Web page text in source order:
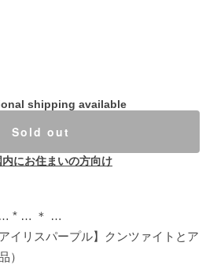
shipping available
Sold out
内にお住まいの方向け
* … ＊ …
イリスパープル】クンツァイトとア
）